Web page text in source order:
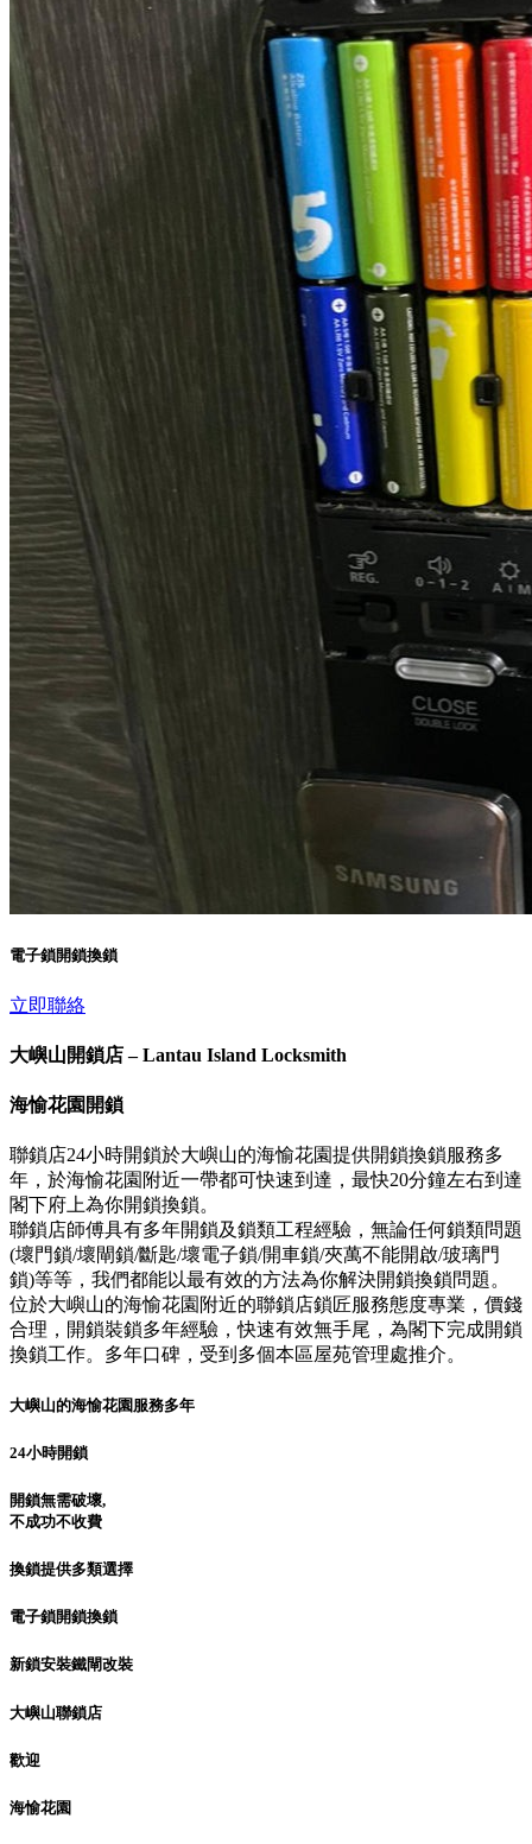
電子鎖開鎖換鎖
立即聯絡
大嶼山開鎖店 – Lantau Island Locksmith
海愉花園開鎖
聯鎖店24小時開鎖於大嶼山的海愉花園提供開鎖換鎖服務多
年，於海愉花園附近一帶都可快速到達，最快20分鐘左右到達
閣下府上為你開鎖換鎖。
聯鎖店師傅具有多年開鎖及鎖類工程經驗，無論任何鎖類問題
(壞門鎖/壞閘鎖/斷匙/壞電子鎖/開車鎖/夾萬不能開啟/玻璃門
鎖)等等，我們都能以最有效的方法為你解決開鎖換鎖問題。
位於大嶼山的海愉花園附近的聯鎖店鎖匠服務態度專業，價錢
合理，開鎖裝鎖多年經驗，快速有效無手尾，為閣下完成開鎖
換鎖工作。多年口碑，受到多個本區屋苑管理處推介。
大嶼山的海愉花園服務多年
24小時開鎖
開鎖無需破壞,
不成功不收費
換鎖提供多類選擇
電子鎖開鎖換鎖
新鎖安裝鐵閘改裝
大嶼山聯鎖店
歡迎
海愉花園